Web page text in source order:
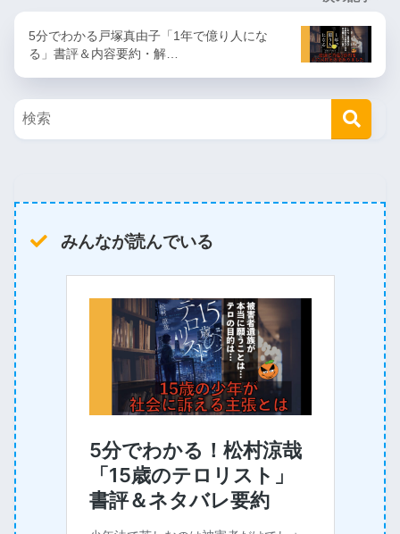
5分でわかる戸塚真由子「1年で億り人にな
る」書評＆内容要約・解…
みんなが読んでいる